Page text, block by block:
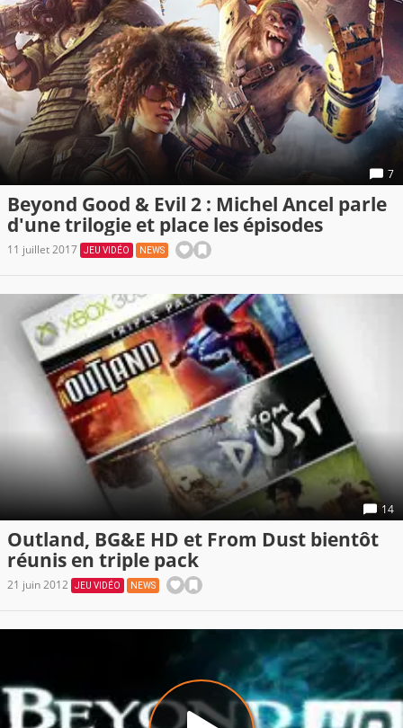
7
Beyond Good & Evil 2 : Michel Ancel parle
d'une trilogie et place les épisodes
11 juillet 2017 JEU VIDÉO NEWS
14
Outland, BG&E HD et From Dust bientôt
réunis en triple pack
21 juin 2012 JEU VIDÉO NEWS